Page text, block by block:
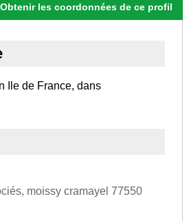
Obtenir les coordonnées de ce profil
Ile de France, dans
moissy cramayel 77550